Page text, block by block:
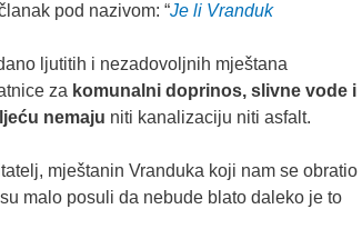
pod nazivom: “Je li Vranduk
ljutitih i nezadovoljnih mještana
za komunalni doprinos, slivne vode i
nemaju niti kanalizaciju niti asfalt.
mještanin Vranduka koji nam se obratio
malo posuli da nebude blato daleko je to